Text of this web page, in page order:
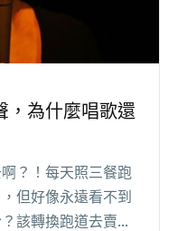
，為什麼唱歌還
？！每天照三餐跑
但好像永遠看不到
該轉換跑道去賣雞